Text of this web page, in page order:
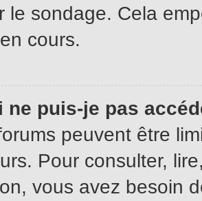
le sondage. Cela
cours.
ne puis-je pas
peuvent être
Pour consulter,
vous avez besoin